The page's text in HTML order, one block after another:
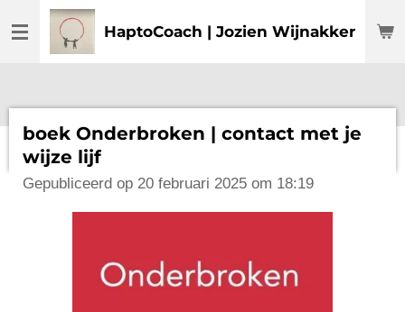
Ga
hoofdinhoud
HaptoCoach | Jozien Wijnakker
boek Onderbroken | contact met je
wijze lijf
Gepubliceerd op 20 februari 2025 om 18:19